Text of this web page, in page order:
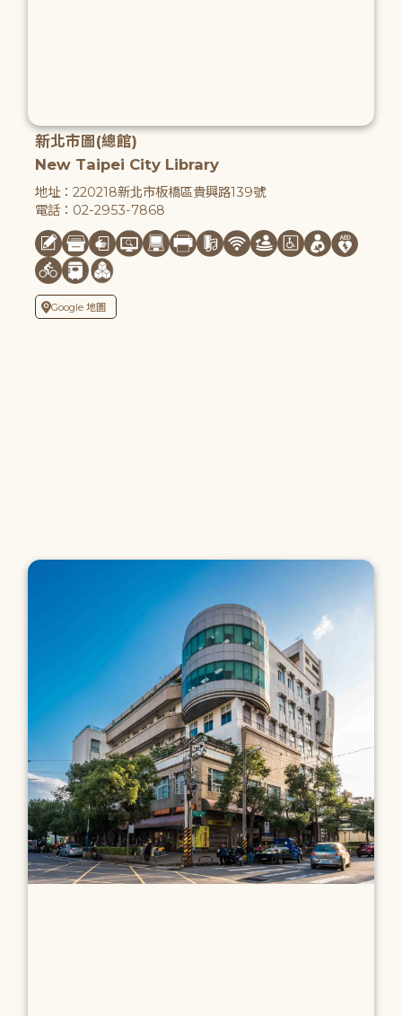
新北市圖(總館)
New Taipei City Library
地址：220218新北市板橋區貴興路139號
電話：02-2953-7868
Google 地圖